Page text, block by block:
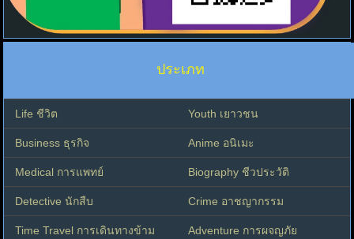
ประเภท
Life ชีวิต Youth เยาวชน
Business ธุรกิจ Anime อนิเมะ
Medical การแพทย์ Biography ชีวประวัติ
Detective นักสืบ Crime อาชญากรรม
Time Travel การเดินทางข้าม
Adventure การผจญภัย